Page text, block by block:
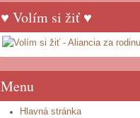
♥ Volím si žiť ♥
Menu
Hlavná stránka